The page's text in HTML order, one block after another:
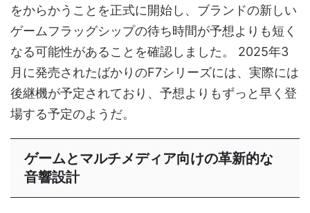
をからかうことを正式に開始し、ブランドの新しい
ゲームフラッグシップの待ち時間が予想よりも短く
なる可能性があることを確認しました。 2025年3
月に発売されたばかりのF7シリーズには、実際には
後継機が予定されており、予想よりもずっと早く登
場する予定のようだ。
ゲームとマルチメディア向けの革新的な
音響設計